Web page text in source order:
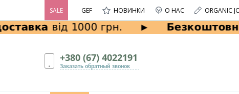
SALE GEF НОВИНКИ О НАС ORGANIC
+380 (67) 4022191
Заказать обратный звонок